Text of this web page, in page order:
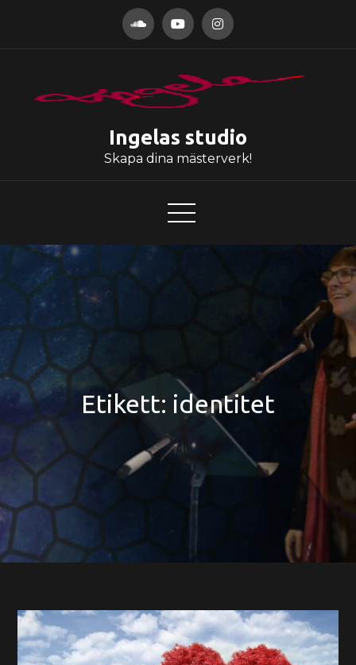
Ingelas studio
Skapa dina mästerverk!
Etikett: identitet